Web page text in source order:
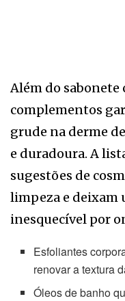
Além do sabonete
complementos
grude na derme
e duradoura. A
sugestões de
limpeza e deixam
inesquecível por
Esfoliantes
renovar a textura
Óleos de banho